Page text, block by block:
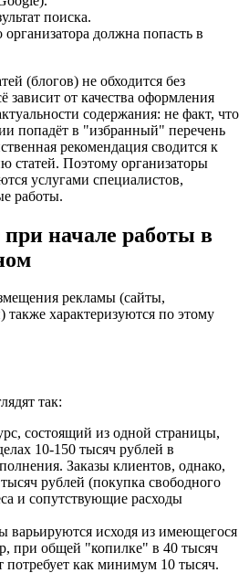
поиска.
организатора должна попасть в
(блогов) не обходится без
от качества оформления
содержания: не факт, что
попадёт в "избранный" перечень
рекомендация сводится к
статей. Поэтому организаторы
услугами специалистов,
работы.
при начале работы в
рекламы (сайты,
также характеризуются по этому
так:
состоящий из одной страницы,
10-150 тысяч рублей в
Заказы клиентов, однако,
тысяч рублей (покупка свободного
и сопутствующие расходы
варьируются исходя из имеющегося
при общей "копилке" в 40 тысяч
потребует как минимум 10 тысяч.